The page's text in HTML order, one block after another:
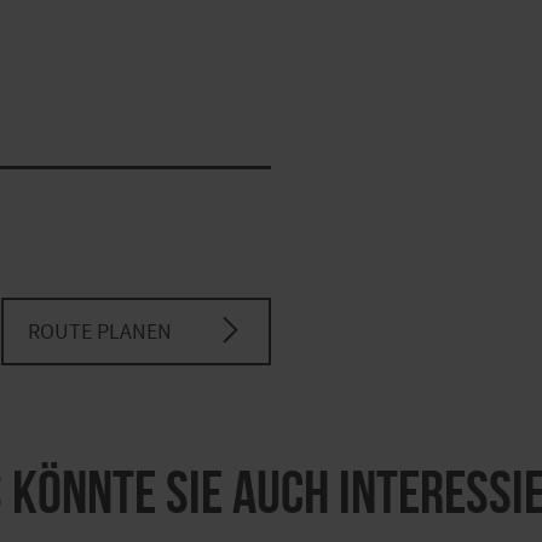
ROUTE PLANEN
könnte Sie auch